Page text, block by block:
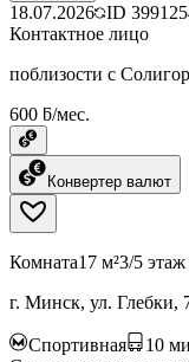
18.07.2026 ID
Контактное лицо
поблизости с
600 ƃ/мес.
Конвертер валют
Комната17 м²3/5 этаж
г. Минск, ул. Глебки,
Спортивная 10